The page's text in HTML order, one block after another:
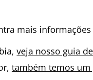
mais
veja nosso guia
também temos